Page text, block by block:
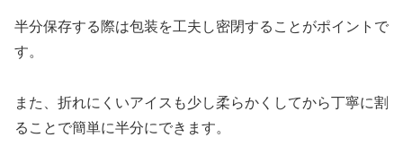
半分保存する際は包装を工夫し密閉することがポイントで
す。
また、折れにくいアイスも少し柔らかくしてから丁寧に割
ることで簡単に半分にできます。